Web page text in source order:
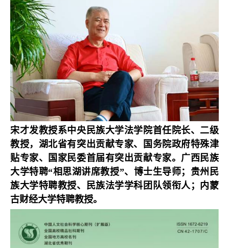
宋才发教授系中央民族大学法学院首任院长、二级
教授，湖北省有突出贡献专家、国务院政府特殊津
贴专家、国家民委首届有突出贡献专家。广西民族
大学特聘“相思湖讲席教授”、博士生导师；贵州民
族大学特聘教授、民族法学学科团队领衔人；内蒙
古财经大学特聘教授。